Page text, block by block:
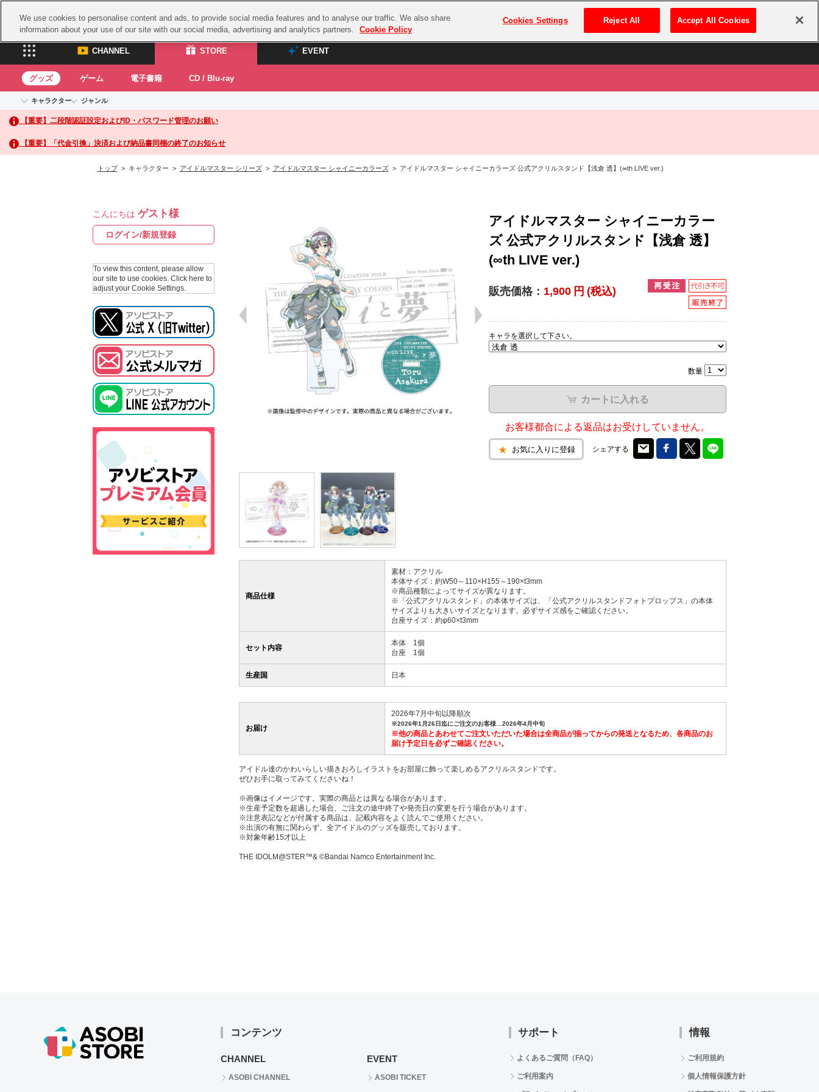
プレミアム会員とは ログイン・新規登録
CHANNEL STORE EVENT
CHANNEL
ASOBI CHANNEL TOP
STORE
ASOBI STORE TOP
グッズ
EVENT
ASOBI STAGE
グッズ ゲーム 電子書籍 CD / Blu-ray
キャラクター
アイドルマスターシリーズ
アイドルマスター
アイドルマスター シンデレラガールズ
アイドルマスター ミリオンライブ！
プロジェクトアイマス ヴイアライヴ
テイルズ オブ シリーズ
ガンダムシリーズ
ドラゴンボール
ラブライブ！サンシャイン‼
ラブライブ！虹ヶ咲学園スクールアイドル同好会
ジャンル
イベントグッズ
トイ・ホビー
【重要】二段階認証設定およびID・パスワード管理のお願い
【重要】「代金引換」決済および納品書同梱の終了のお知らせ
トップ> キャラクター > アイドルマスター シリーズ> アイドルマスター シャイニーカラーズ> アイドルマスター シャイニーカラーズ 公式アクリルスタンド【浅倉 透】(∞th LIVE ver.)
こんにちは ゲスト様
ログイン/新規登録
To view this content, please allow
our site to use cookies. Click here to
adjust your Cookie Settings.
アイドルマスター シャイニーカラー
ズ 公式アクリルスタンド【浅倉 透】
(∞th LIVE ver.)
販売価格： 1,900 円 (税込)
キャラを選択して下さい。
数量
カートに入れる
お客様都合による返品はお受けしていません。
お気に入りに登録 シェアする
商品仕様
素材：アクリル
本体サイズ：約W50～110×H155～190×t3mm
※商品種類によってサイズが異なります。
※「公式アクリルスタンド」の本体サイズは、「公式アクリルスタンドフォトプロップス」の本体
サイズよりも大きいサイズとなります。必ずサイズ感をご確認ください。
台座サイズ：約φ60×t3mm
セット内容
本体 1個
台座 1個
生産国 日本
お届け
2026年7月中旬以降順次
※2026年1月26日迄にご注文のお客様…2026年4月中旬
※他の商品とあわせてご注文いただいた場合は全商品が揃ってからの発送となるため、各商品のお
届け予定日を必ずご確認ください。
アイドル達のかわいらしい描きおろしイラストをお部屋に飾って楽しめるアクリルスタンドです。
ぜひお手に取ってみてくださいね！
※画像はイメージです。実際の商品とは異なる場合があります。
※生産予定数を超過した場合、ご注文の途中終了や発売日の変更を行う場合があります。
※注意表記などが付属する商品は、記載内容をよく読んでご使用ください。
※出演の有無に関わらず、全アイドルのグッズを販売しております。
※対象年齢15才以上
THE IDOLM@STER™& ©Bandai Namco Entertainment Inc.
コンテンツ
CHANNEL
ASOBI CHANNEL
EVENT
ASOBI TICKET
サポート
よくあるご質問（FAQ）
ご利用案内
情報
ご利用規約
個人情報保護方針
We use cookies to personalise content and ads, to provide social media features and to analyse our traffic. We also share
information about your use of our site with our social media, advertising and analytics partners.
Cookie Policy
Cookies Settings Reject All Accept All Cookies